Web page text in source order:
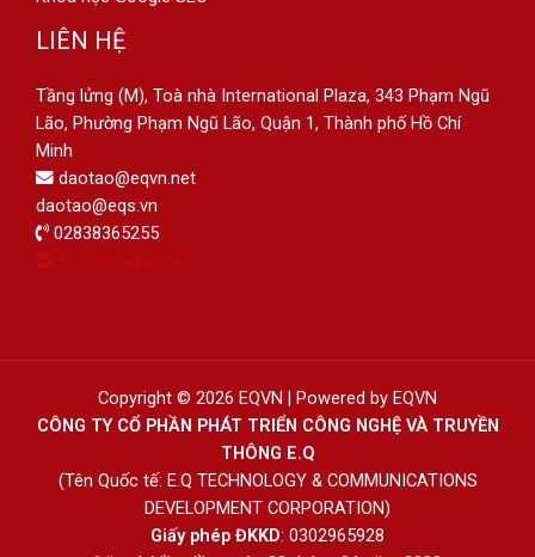
LIÊN HỆ
Tầng lửng (M), Toà nhà International Plaza, 343 Phạm Ngũ
Lão, Phường Phạm Ngũ Lão, Quận 1, Thành phố Hồ Chí
Minh
daotao@eqvn.net
daotao@eqs.vn
02838365255
fb.com/eqvn.net
Copyright © 2026 EQVN | Powered by EQVN
CÔNG TY CỔ PHẦN PHÁT TRIỂN CÔNG NGHỆ VÀ TRUYỀN
THÔNG E.Q
(Tên Quốc tế: E.Q TECHNOLOGY & COMMUNICATIONS
DEVELOPMENT CORPORATION)
Giấy phép ĐKKD: 0302965928